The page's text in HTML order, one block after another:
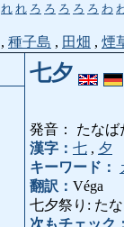
れ れ ろ ろ ろ ろ ろ わ
, 種子島 , 田畑 , 煙
七夕
発音： たなば
漢字： 七 , 夕
キーワード：
翻訳： Véga
七夕祭り: たな
次もチェック：